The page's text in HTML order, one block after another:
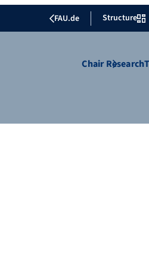
FAU.de Structure
Chair Research